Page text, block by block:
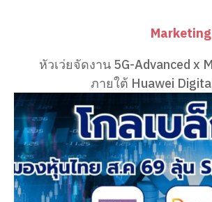
Marketing
หัวเว่ยจัดงาน 5G-Advanced x
ภายใต้ Huawei